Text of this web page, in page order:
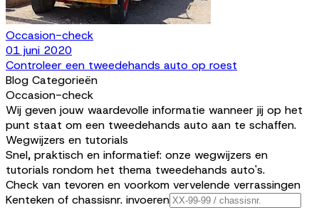
Occasion-check
01 juni 2020
Controleer een tweedehands auto op roest
Blog Categorieën
Occasion-check
Wij geven jouw waardevolle informatie wanneer jij op het
punt staat om een tweedehands auto aan te schaffen.
Wegwijzers en tutorials
Snel, praktisch en informatief: onze wegwijzers en
tutorials rondom het thema tweedehands auto's.
Check van tevoren en voorkom vervelende verrassingen
Kenteken of chassisnr. invoeren